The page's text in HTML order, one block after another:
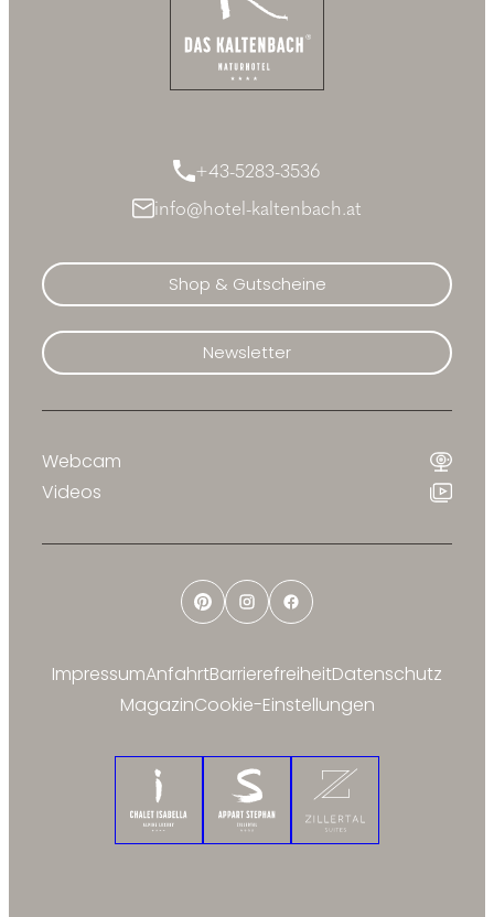
+43-5283-3536
info@hotel-kaltenbach.at
Shop & Gutscheine
Newsletter
PinterestInstagramFacebook
Webcam
Videos
ImpressumAnfahrtBarrierefreiheitDatenschutz
MagazinCookie-Einstellungen
Chalet IsabellaAppart StephanZillertal Suites